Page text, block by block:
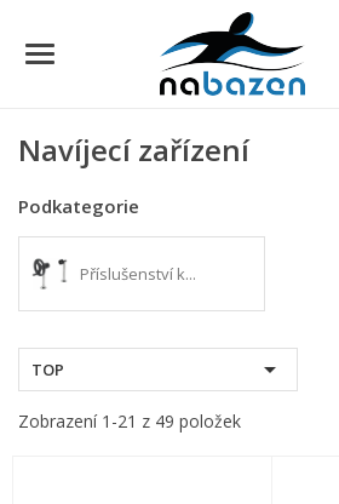
Navíjecí zařízení
Podkategorie
Příslušenství k...
TOP 
Zobrazení 1-21 z 49 položek